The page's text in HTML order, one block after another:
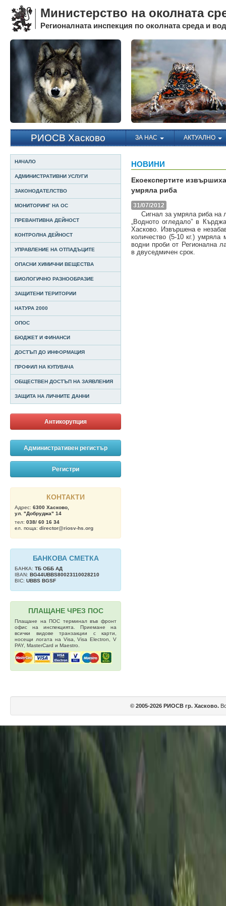
Министерство на околната
Регионалната инспекция по околната среда и
РИОСВ Хасково ЗА НАС АКТУАЛНО
НАЧАЛО
АДМИНИСТРАТИВНИ УСЛУГИ
ЗАКОНОДАТЕЛСТВО
МОНИТОРИНГ НА ОС
ПРЕВАНТИВНА ДЕЙНОСТ
КОНТРОЛНА ДЕЙНОСТ
УПРАВЛЕНИЕ НА ОТПАДЪЦИТЕ
ОПАСНИ ХИМИЧНИ ВЕЩЕСТВА
БИОЛОГИЧНО РАЗНООБРАЗИЕ
ЗАЩИТЕНИ ТЕРИТОРИИ
НАТУРА 2000
ОПОС
БЮДЖЕТ И ФИНАНСИ
ДОСТЪП ДО ИНФОРМАЦИЯ
ПРОФИЛ НА КУПУВАЧА
ОБЩЕСТВЕН ДОСТЪП НА ЗАЯВЛЕНИЯ
ЗАЩИТА НА ЛИЧНИТЕ ДАННИ
Антикорупция
Административен регистър
Регистри
КОНТАКТИ
Адрес: 6300 Хасково,
ул. "Добруджа" 14
тел: 038/ 60 16 34
ел. поща: director@riosv-hs.org
БАНКОВА СМЕТКА
БАНКА: ТБ OББ АД
IBAN: BG44UBBS80023110028210
BIC: UBBS BGSF
ПЛАЩАНЕ ЧРЕЗ ПОС
Плащане на ПОС терминал във фронт
офис на инспекцията. Приемане на
всички видове транзакции с карти,
носещи логата на Visa, Visa Electron, V
PAY, MasterCard и Maestro.
НОВИНИ
Екоекспертите
умряла риба
31/07/2012
Сигнал за умряла риба на
„Водното огледало” в
Хасково. Извършена е
количество (5-10 кг.)
водни проби от Регионална
в двуседмичен срок.
© 2005-2026 РИОСВ гр. Хасково.